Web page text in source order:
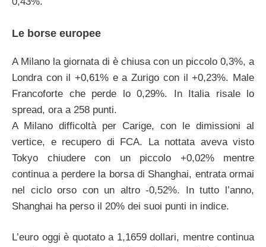
Le borse europee
A Milano la giornata di è chiusa con un piccolo 0,3%, a
Londra con il +0,61% e a Zurigo con il +0,23%. Male
Francoforte che perde lo 0,29%. In Italia risale lo
spread, ora a 258 punti.
A Milano difficoltà per Carige, con le dimissioni al
vertice, e recupero di FCA. La nottata aveva visto
Tokyo chiudere con un piccolo +0,02% mentre
continua a perdere la borsa di Shanghai, entrata ormai
nel ciclo orso con un altro -0,52%. In tutto l’anno,
Shanghai ha perso il 20% dei suoi punti in indice.
L’euro oggi è quotato a 1,1659 dollari, mentre continua